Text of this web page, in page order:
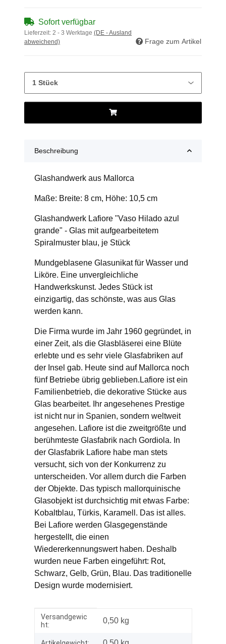
Sofort verfügbar
Lieferzeit: 2 - 3 Werktage (DE - Ausland
abweichend)
Frage zum Artikel
Beschreibung
Glashandwerk aus Mallorca
Maße: Breite: 8 cm, Höhe: 10,5 cm
Glashandwerk Lafiore "Vaso Hilado azul
grande" - Glas mit aufgearbeitetem
Spiralmuster blau, je Stück
Mundgeblasene Glasunikat für Wasser und
Liköre. Eine unvergleichliche
Handwerkskunst. Jedes Stück ist
einzigartig, das schönste, was aus Glas
werden kann.
Die Firma wurde im Jahr 1960 gegründet, in
einer Zeit, als die Glasbläserei eine Blüte
erlebte und es sehr viele Glasfabriken auf
der Insel gab. Heute sind auf Mallorca noch
fünf Betriebe übrig geblieben.Lafiore ist ein
Familienbetrieb, die dekorative Stücke aus
Glas bearbeitet. Ihr angesehenes Prestige
ist nicht nur in Spanien, sondern weltweit
angesehen. Lafiore ist die zweitgrößte und
berühmteste Glasfabrik nach Gordiola. In
der Glasfabrik Lafiore habe man stets
versucht, sich von der Konkurrenz zu
unterscheiden. Vor allem durch die Farben
der Objekte. Das typisch mallorquinische
Glasobjekt ist durchsichtig mit etwas Farbe:
Kobaltblau, Türkis, Karamell. Das ist alles.
Bei Lafiore werden Glasgegenstände
hergestellt, die einen
Wiedererkennungswert haben. Deshalb
wurden neue Farben eingeführt: Rot,
Schwarz, Gelb, Grün, Blau. Das traditionelle
Design wurde modernisiert.
Produkteigenschaft
Wert
Versandgewic
ht:
0,50 kg